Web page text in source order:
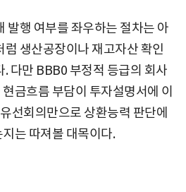
발행 여부를 좌우하는 절차는 아
럼 생산공장이나 재고자산 확인
다만 BBB0 부정적 등급의 회사
금흐름 부담이 투자설명서에 이
선회의만으로 상환능력 판단에
는 따져볼 대목이다.